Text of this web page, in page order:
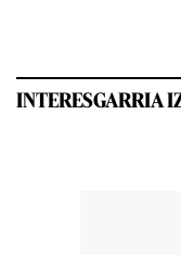
INTERESGARRIA